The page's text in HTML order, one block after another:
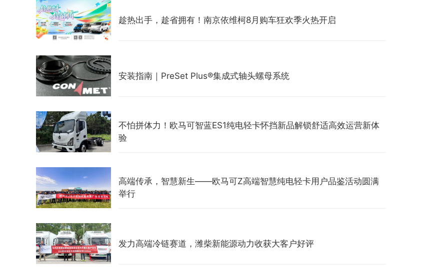
趁热出手，趁省拥有！南京依维柯8月购车狂欢季火热开启
安装指南｜PreSet Plus®集成式轴头螺母系统
不怕拼体力！欧马可智蓝ES1纯电轻卡怀挡新品解锁舒适高效运营新体
验
高端传承，智慧新生——欧马可Z高端智慧纯电轻卡用户品鉴活动圆满
举行
发力高端冷链赛道，潍柴新能源动力收获大客户好评